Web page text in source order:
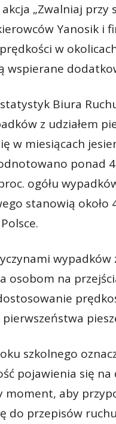
„Zwalniaj przy
Yanosik i
w
wspierane
Biura
z udziałem
w miesiącach
ponad
ogółu
stanowią około
osobom na
szkolnego
pojawienia się
moment, aby
do przepisów